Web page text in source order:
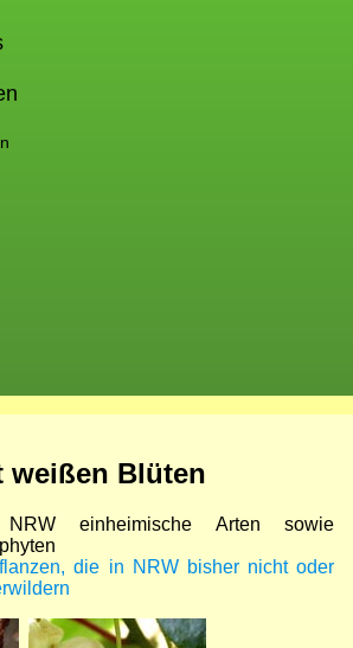
weißen Blüten
einheimische Arten sowie
die in NRW bisher nicht oder
Bild